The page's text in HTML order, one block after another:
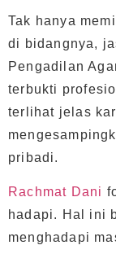
Tak hanya
di bidangnya,
Pengadilan
terbukti
terlihat jelas
pribadi.
Rachmat Dani
hadapi. Hal ini
menghadapi